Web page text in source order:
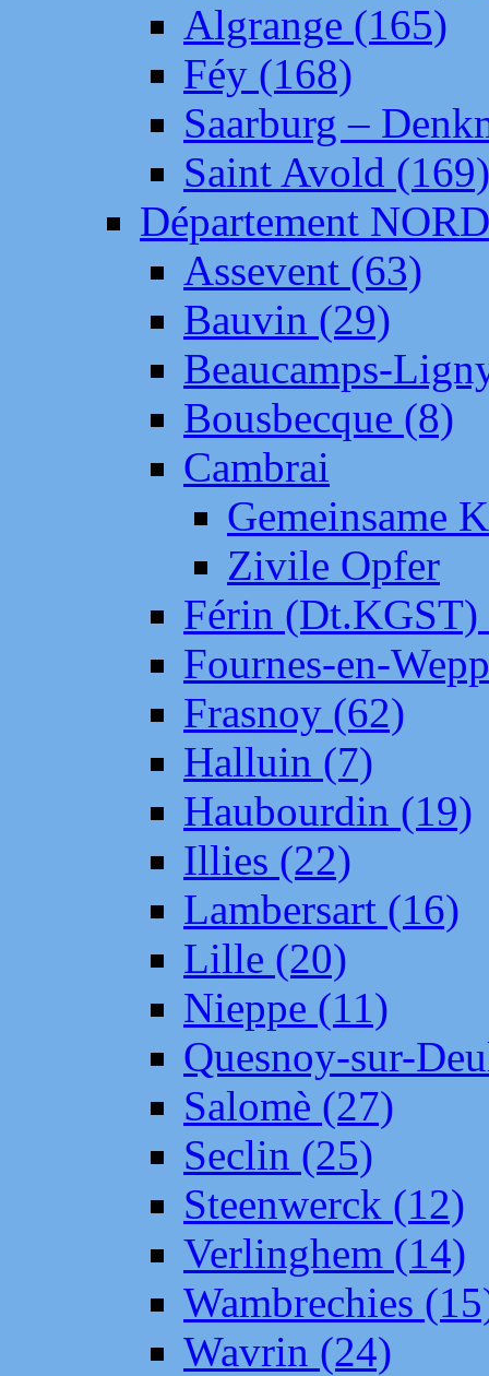
Algrange (165)
Féy (168)
Saarburg –
Saint Avold (169)
Département NORD
Assevent (63)
Bauvin (29)
Beaucamps-
Bousbecque (8)
Cambrai
Gemeinsame
Zivile Opfer
Férin (Dt.KGST)
Fournes-en-
Frasnoy (62)
Halluin (7)
Haubourdin (19)
Illies (22)
Lambersart (16)
Lille (20)
Nieppe (11)
Quesnoy-sur-
Salomè (27)
Seclin (25)
Steenwerck (12)
Verlinghem (14)
Wambrechies
Wavrin (24)